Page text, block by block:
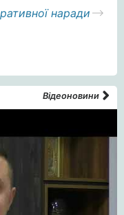
наради
Відеоновини